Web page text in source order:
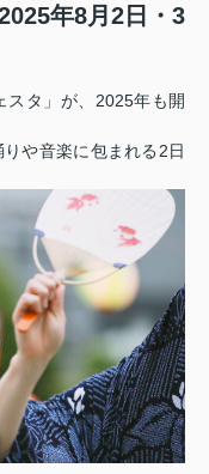
年8月2日・3
スタ」が、2025年も開
や音楽に包まれる2日